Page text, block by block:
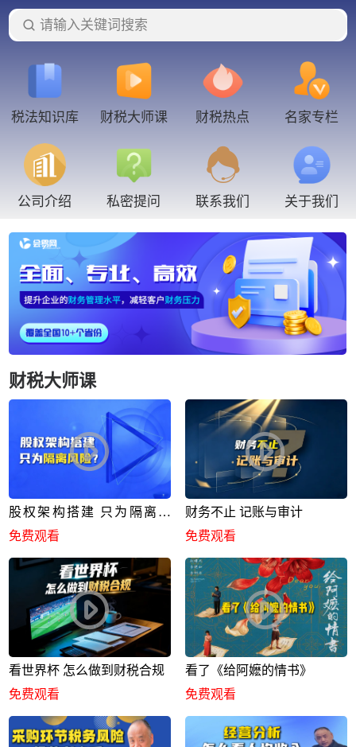
请输入关键词搜索
税法知识库 财税大师课 财税热点 名家专栏
公司介绍 私密提问 联系我们 关于我们
财税大师课
股权架构搭建 只为隔离风
险？
免费观看
财务不止 记账与审计
免费观看
看世界杯 怎么做到财税合规
免费观看
看了《给阿嬷的情书》
免费观看